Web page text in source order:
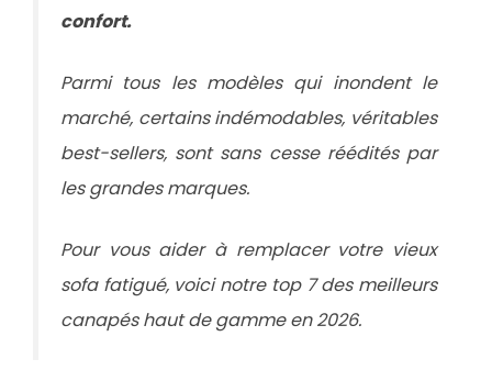
confort.
Parmi tous les modèles qui inondent le
marché, certains indémodables, véritables
best-sellers, sont sans cesse réédités par
les grandes marques.
Pour vous aider à remplacer votre vieux
sofa fatigué, voici notre top 7 des meilleurs
canapés haut de gamme en 2026.